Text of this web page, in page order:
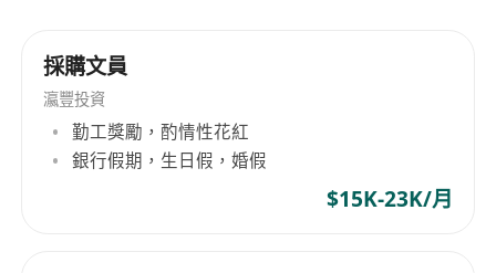
scenarios, we leverage technological innovation
and precision operations to ‌facilitate efficient
connections‌ between smartphone
manufacturers, brand advertisers, and end-
integrate ‌UI/UX design, system-level
採購文員
瀛豐投資
勤工獎勵，酌情性花紅
銀行假期，生日假，婚假
$15K-23K/月